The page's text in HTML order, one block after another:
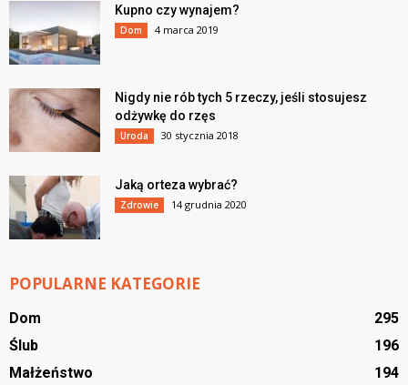
Kupno czy wynajem?
Dom 4 marca 2019
Nigdy nie rób tych 5 rzeczy, jeśli stosujesz
odżywkę do rzęs
Uroda 30 stycznia 2018
Jaką orteza wybrać?
Zdrowie 14 grudnia 2020
POPULARNE KATEGORIE
Dom
295
Ślub
196
Małżeństwo
194